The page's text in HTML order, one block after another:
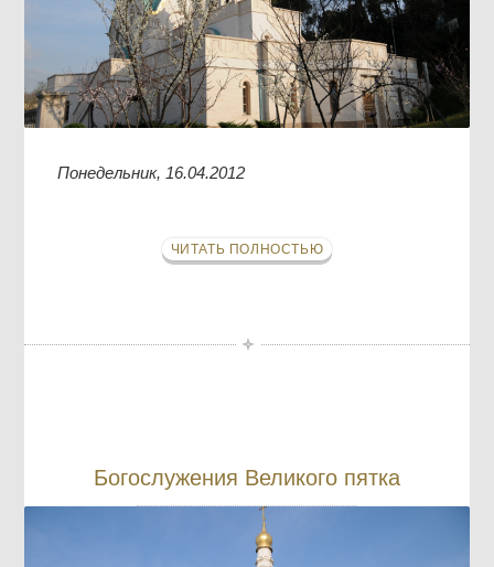
Понедельник, 16.04.2012
ЧИТАТЬ ПОЛНОСТЬЮ
Богослужения Великого пятка